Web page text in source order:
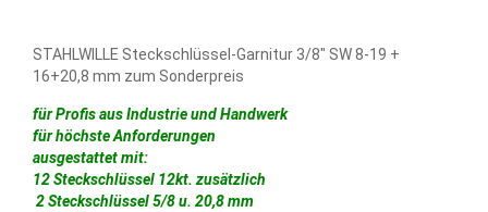
STAHLWILLE Steckschlüssel-Garnitur 3/8" SW 8-19 +
16+20,8 mm zum Sonderpreis
für Profis aus Industrie und Handwerk
für höchste Anforderungen
ausgestattet mit:
12 Steckschlüssel 12kt. zusätzlich
2 Steckschlüssel 5/8 u. 20,8 mm